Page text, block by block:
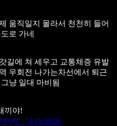
움직일지 몰라서 천천히 들어
로 가네
길에 쳐 세우고 교통체증 유발
우회전 나가는차선에서 퇴근
냥 일대 마비됨
끼야!
전자 ↗3/15/2026